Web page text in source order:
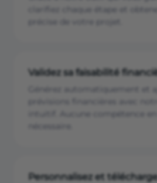
clarifiez chaque étape et
Validez sa faisabilité
Personnalisez et